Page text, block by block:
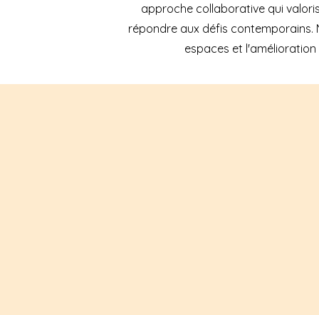
approche collaborative qui
répondre aux défis
espaces et